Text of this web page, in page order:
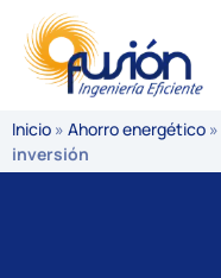
Inicio » Ahorro energético »
inversión